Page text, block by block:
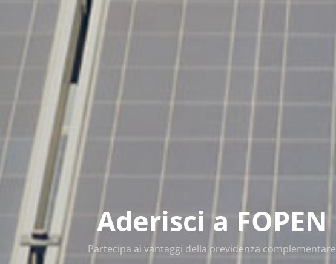
Elezioni 2026
Elezione dei delegati Fopen in rappresentanza dei
lavoratori e dei datori di lavoro
Aderisci a FOPEN
Partecipa ai vantaggi della previdenza complementare